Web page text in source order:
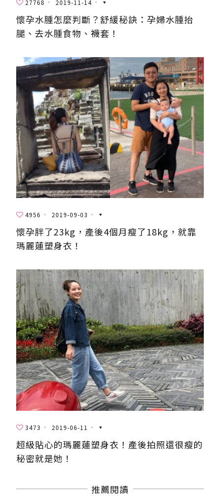
27768 2019-11-14
懷孕水腫怎麼判斷？舒緩秘訣：孕婦水腫抬
腿、去水腫食物、襪套！
4956 2019-09-03
懷孕胖了23kg，產後4個月瘦了18kg，就靠
瑪麗蓮塑身衣！
3473 2019-06-11
超級貼心的瑪麗蓮塑身衣！產後拍照還很瘦的
秘密就是她！
推薦閱讀